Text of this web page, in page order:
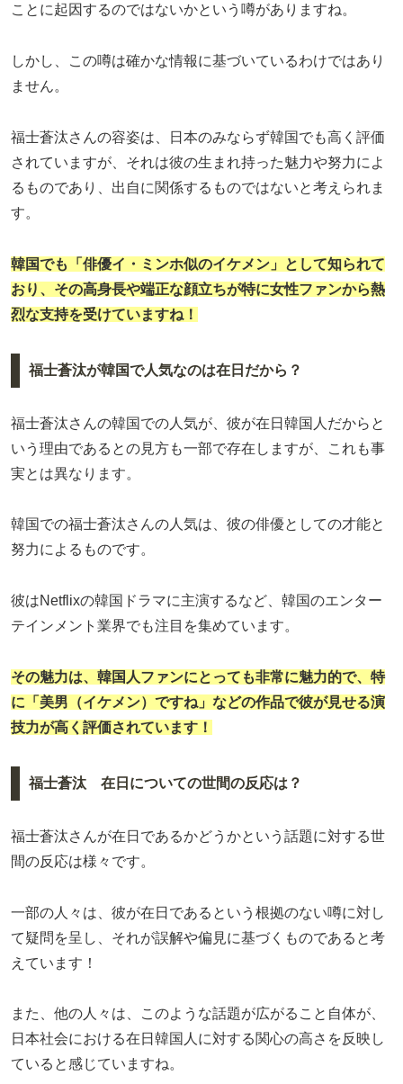
ことに起因するのではないかという噂がありますね。
しかし、この噂は確かな情報に基づいているわけではあり
ません。
福士蒼汰さんの容姿は、日本のみならず韓国でも高く評価
されていますが、それは彼の生まれ持った魅力や努力によ
るものであり、出自に関係するものではないと考えられま
す。
韓国でも「俳優イ・ミンホ似のイケメン」として知られて
おり、その高身長や端正な顔立ちが特に女性ファンから熱
烈な支持を受けていますね！
福士蒼汰が韓国で人気なのは在日だから？
福士蒼汰さんの韓国での人気が、彼が在日韓国人だからと
いう理由であるとの見方も一部で存在しますが、これも事
実とは異なります。
韓国での福士蒼汰さんの人気は、彼の俳優としての才能と
努力によるものです。
彼はNetflixの韓国ドラマに主演するなど、韓国のエンター
テインメント業界でも注目を集めています。
その魅力は、韓国人ファンにとっても非常に魅力的で、特
に「美男（イケメン）ですね」などの作品で彼が見せる演
技力が高く評価されています！
福士蒼汰 在日についての世間の反応は？
福士蒼汰さんが在日であるかどうかという話題に対する世
間の反応は様々です。
一部の人々は、彼が在日であるという根拠のない噂に対し
て疑問を呈し、それが誤解や偏見に基づくものであると考
えています！
また、他の人々は、このような話題が広がること自体が、
日本社会における在日韓国人に対する関心の高さを反映し
ていると感じていますね。